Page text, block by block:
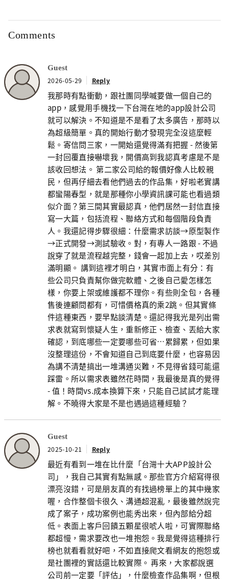
Comments
Guest
2026-05-29 Reply
我那時有點衝動，跟社團同學喊要做一個自己的
app，感覺用手機找一下台灣在地的app設計公司
就可以解決。不知道是不是看了太多廣告，那時以
為超級簡單。真的開始行動才發現完全沒這麼輕
鬆。寄信問三家，一開始還覺得滿有把握 - 然後第
一封回覆直接嚇壞我，開價高到我認真考慮是不是
該收回想法。 第二家公司給的報價好像人比較親
民，但再仔細去看他們過去的作品集，好啦老實講
都蠻陽春型，就是那種你小學資訊課可能也看過類
似介面？第三間其實最認真，他們居然一封信直接
寫一大篇，包括流程、聯絡方式和每個階段負責
人。我還記得步驟很細：什麼需求訪談→原型製作
→正式開發→測試驗收。對，有專人一路跟 - 不過
說穿了就是流程越完整，錢會一起加上去，哎差別
滿明顯。 講到這裡才明白，其實市面上有分：有
些公司只負責幫你做完軟體、之後自己愛怎樣怎
樣，你要上架或維護都不理你。有些則全包，各種
售後連顧問都有，可惜價格真的乘2跳。但其實條
件這種東西，要早點談清楚。還記得我光是列出需
求表就寫到懷疑人生，重新修正、檢查、丟給大家
確認，到底哪些一定要哪些可省…累歸累，但如果
沒整理這份，不會知道自己到底要什麼，也容易因
為講不清楚搞出一堆溝通災難，不見得省錢可能還
踩雷。所以需求表雖然花時間，我最後是真的覺得
- 值！時間vs.成本換算下來，只能自己試試才能理
解。不曉得大家是不是也遇過這種經驗？
Guest
2025-10-21 Reply
最近有看到一堆在比什麼「台灣十大APP設計公
司」，我自己其實有點無感。那些官方介紹寫得很
漂亮沒錯，可是朋友真的有找過榜單上的其中幾家
喔，合作整個卡很久、溝通超混亂，最後雖然說完
成了案子，成功案例也能秀出來，但內部給分超
低。表面上客戶回饋五顆星很唬人啦，可實際聯絡
都超慢，需求要改也一堆抱怨。我是覺得這種排行
榜也就看看就好吧，不如直接爬文看網友的抱怨或
是社團裡的實話還比較實際。 再來，大家都說選
公司前一定要「評估」，什麼檢查作品集啊，但根